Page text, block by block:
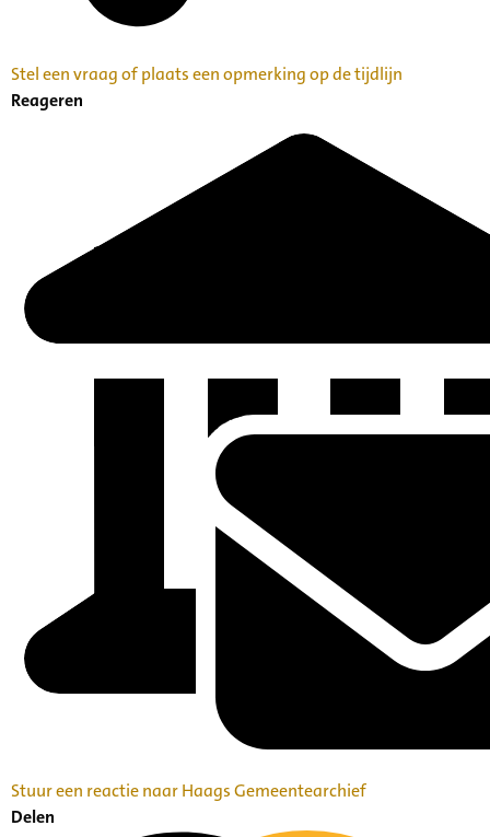
Stel een vraag of plaats een opmerking op de tijdlijn
Reageren
Stuur een reactie naar Haags Gemeentearchief
Delen